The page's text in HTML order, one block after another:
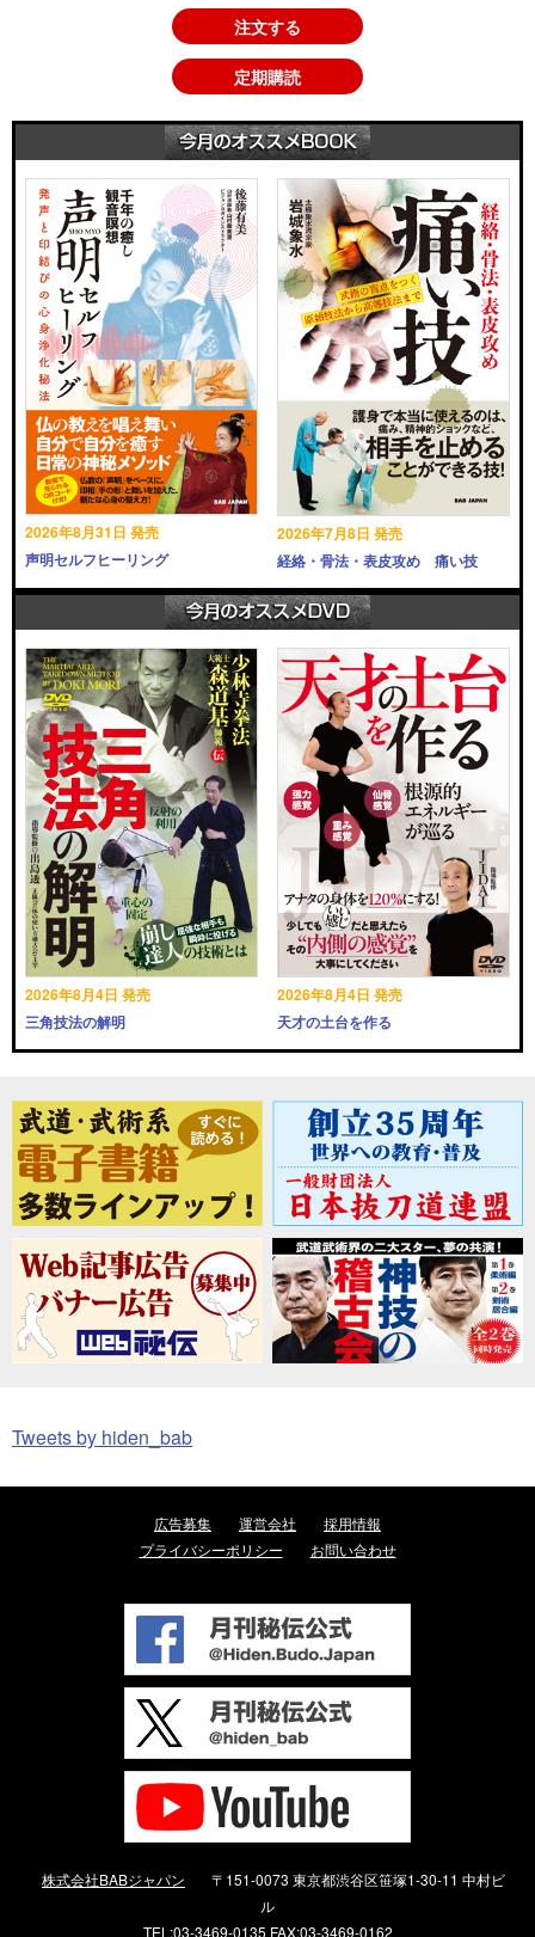
注文する
定期購読
2026年8月31日 発売
声明セルフヒーリング
2026年7月8日 発売
経絡・骨法・表皮攻め 痛い技
2026年8月4日 発売
三角技法の解明
2026年8月4日 発売
天才の土台を作る
Tweets by hiden_bab
広告募集 運営会社
採用情報
プライバシーポリシー
お問い合わせ
株式会社BABジャパン
〒151-0073 東京都渋谷区笹塚1-30-11 中村ビ
ル
TEL:03-3469-0135 FAX:03-3469-0162